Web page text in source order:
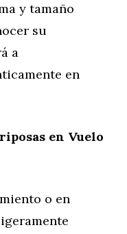
y tamaño
su
a
en
en Vuelo
o en